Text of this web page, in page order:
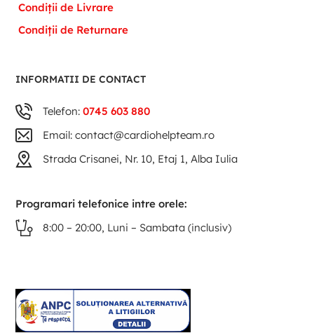
Condiții de Livrare
Condiții de Returnare
INFORMATII DE CONTACT
Telefon:0745 603 880
Email: contact@cardiohelpteam.ro
Strada Crisanei, Nr. 10, Etaj 1, Alba Iulia
Programari telefonice intre orele:
8:00 – 20:00, Luni – Sambata (inclusiv)